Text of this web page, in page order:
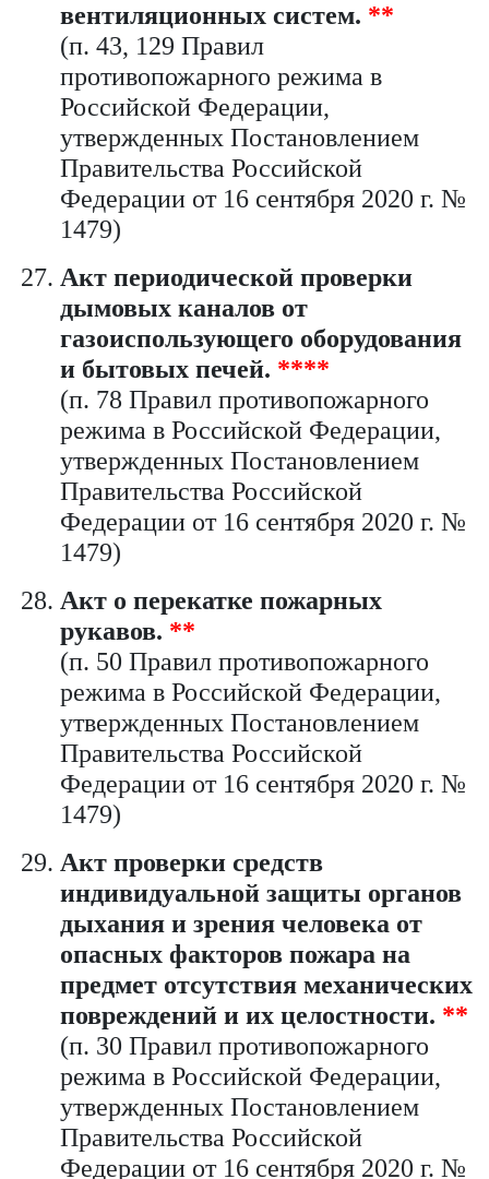
вентиляционных систем. **
(п. 43, 129 Правил
противопожарного режима в
Российской Федерации,
утвержденных Постановлением
Правительства Российской
Федерации от 16 сентября 2020 г. №
1479)
Акт периодической проверки
дымовых каналов от
газоиспользующего оборудования
и бытовых печей. ****
(п. 78 Правил противопожарного
режима в Российской Федерации,
утвержденных Постановлением
Правительства Российской
Федерации от 16 сентября 2020 г. №
1479)
Акт о перекатке пожарных
рукавов. **
(п. 50 Правил противопожарного
режима в Российской Федерации,
утвержденных Постановлением
Правительства Российской
Федерации от 16 сентября 2020 г. №
1479)
Акт проверки средств
индивидуальной защиты органов
дыхания и зрения человека от
опасных факторов пожара на
предмет отсутствия механических
повреждений и их целостности. **
(п. 30 Правил противопожарного
режима в Российской Федерации,
утвержденных Постановлением
Правительства Российской
Федерации от 16 сентября 2020 г. №